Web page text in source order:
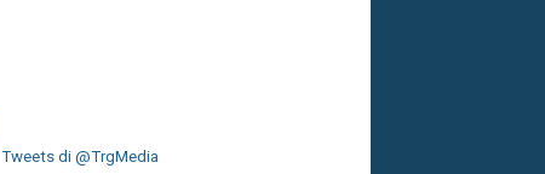
Tweets di @TrgMedia